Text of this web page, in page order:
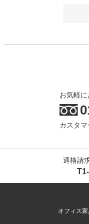
お気軽に
カスタ
適格請
オフィス